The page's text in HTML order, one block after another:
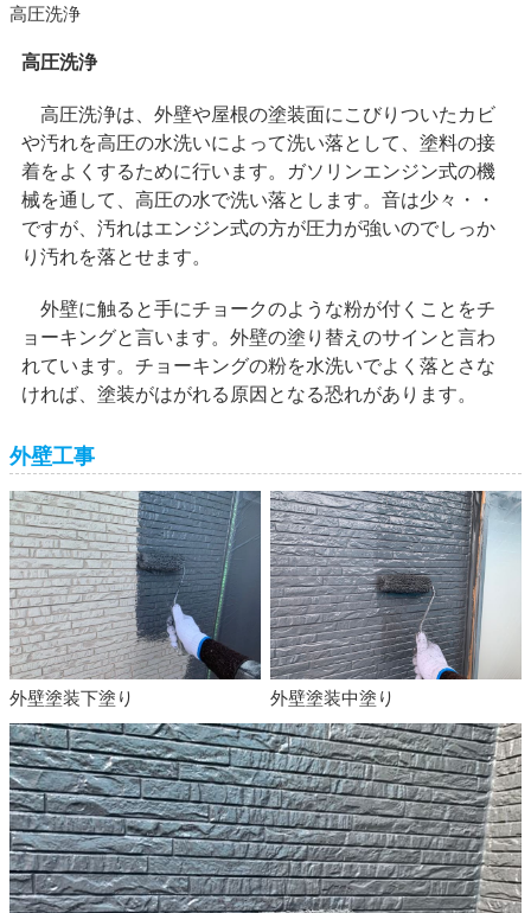
高圧洗浄
高圧洗浄
高圧洗浄は、外壁や屋根の塗装面にこびりついたカビ
や汚れを高圧の水洗いによって洗い落として、塗料の接
着をよくするために行います。ガソリンエンジン式の機
械を通して、高圧の水で洗い落とします。音は少々・・
ですが、汚れはエンジン式の方が圧力が強いのでしっか
り汚れを落とせます。
外壁に触ると手にチョークのような粉が付くことをチ
ョーキングと言います。外壁の塗り替えのサインと言わ
れています。チョーキングの粉を水洗いでよく落とさな
ければ、塗装がはがれる原因となる恐れがあります。
外壁工事
外壁塗装下塗り 外壁塗装中塗り